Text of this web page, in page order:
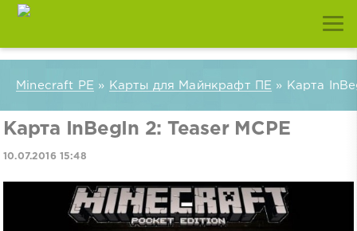
Minecraft PE » Карты для Майнкрафт ПЕ » Карта
Карта InBegIn 2: Teaser MCPE
10.07.2016 15:48